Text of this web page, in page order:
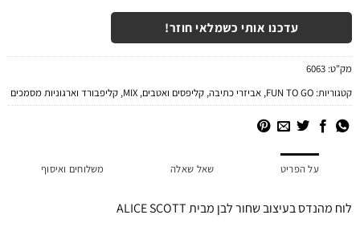
עדכנו אותי כשמלאי חוזר!
מק"ט:6063
קטגוריות:FUN TO GO
,אביזרי כתיבה,קליפסים ואטבים,
MIX
,קליפבורד וארגוניות מסמכים
על הפריט שאל שאלה משלוחים ואיסוף
לוח מהנדס בעיצוב שחור לבן מבית ALICE SCOTT